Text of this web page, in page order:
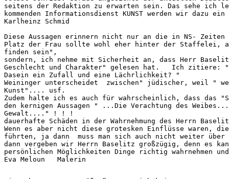
seitens der Redaktion zu erwarten sein. Das sehe ich
kommenden Informationsdienst KUNST werden wir dazu
Karlheinz Schmid
Diese Aussagen erinnern nicht nur an die in NS-
Platz der Frau sollte wohl eher hinter der Staffelei,
finden sein",
sondern, ich nehme mit Sicherheit an, dass Herr
Geschlecht und Charakter" gelesen hat.   Ich
Dasein ein Zufall und eine Lächrlichkeit? "
Weininger unterscheidet  zwischen" jüdischer, weil "
Kunst".... usf.
Zudem halte ich es auch für wahrscheinlich, dass das
den kernigen Aussagen " ...Die Verachtung des
Gewalt...." ! ! !
dauerhafte Schäden in der Wahrnehmung des Herrn
Wenn es aber nicht diese grotesken Einflüsse waren,
führten, ja dann  muss man sich auch nicht weiter über
dann vergeben wir Herrn Baselitz großzügig, denn es
persönlichen Möglichkeiten Dinge richtig wahrnehmen
Eva Meloun   Malerin